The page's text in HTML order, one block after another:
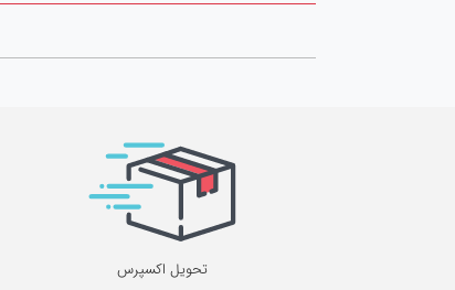
تحویل اکسپرس